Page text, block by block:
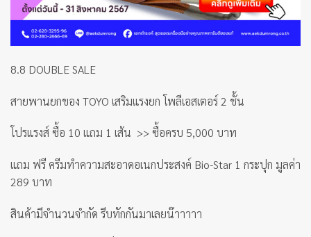
8.8 DOUBLE SALE
สายพานยกของ TOYO เสริมแรงยก โพลีเอสเตอร์ 2 ชั้น
โปรแรงส์ ซื้อ 10 แถม 1 เส้น >> ซื้อครบ 5,000 บาท
แถม ฟรี ครีมทำความสะอาดอเนกประสงค์ Bio-Star 1 กระปุก มูลค่า
289 บาท
สินค้ามีจำนวนจำกัด รีบทักกันมาเลยน๊าาาาา